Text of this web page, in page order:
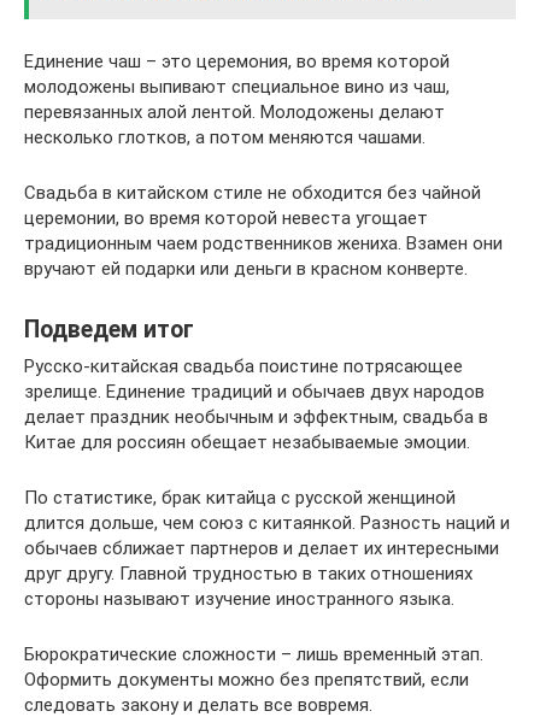
Единение чаш – это церемония, во время которой
молодожены выпивают специальное вино из чаш,
перевязанных алой лентой. Молодожены делают
несколько глотков, а потом меняются чашами.
Свадьба в китайском стиле не обходится без чайной
церемонии, во время которой невеста угощает
традиционным чаем родственников жениха. Взамен они
вручают ей подарки или деньги в красном конверте.
Подведем итог
Русско-китайская свадьба поистине потрясающее
зрелище. Единение традиций и обычаев двух народов
делает праздник необычным и эффектным, свадьба в
Китае для россиян обещает незабываемые эмоции.
По статистике, брак китайца с русской женщиной
длится дольше, чем союз с китаянкой. Разность наций и
обычаев сближает партнеров и делает их интересными
друг другу. Главной трудностью в таких отношениях
стороны называют изучение иностранного языка.
Бюрократические сложности – лишь временный этап.
Оформить документы можно без препятствий, если
следовать закону и делать все вовремя.